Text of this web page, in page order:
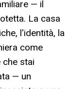
— il
La casa
l'identità, la
come
stai
— un